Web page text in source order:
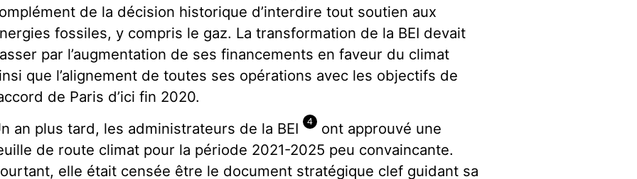
de la décision historique d’interdire tout soutien aux
fossiles, y compris le gaz. La transformation de la BEI devait
par l’augmentation de ses financements en faveur du climat
que l’alignement de toutes ses opérations avec les objectifs de
de Paris d’ici fin 2020.
an plus tard, les administrateurs de la BEI 4
ont approuvé une
de route climat pour la période 2021-2025 peu convaincante.
elle était censée être le document stratégique clef guidant sa